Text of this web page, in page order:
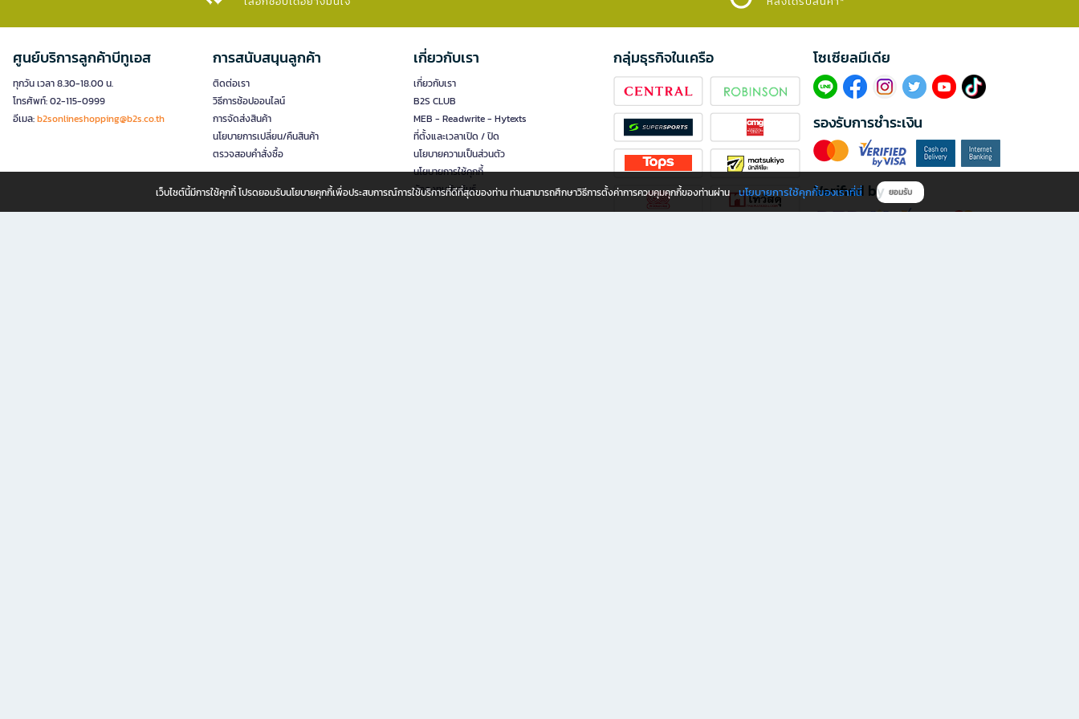
ศูนย์บริการลูกค้าบีทูเอส
ทุกวัน เวลา 8.30-18.00 น.
โทรศัพท์: 02-115-0999
อีเมล:b2sonlineshopping@b2s.co.th
การสนับสนุนลูกค้า
ติดต่อเรา
วิธีการช้อปออนไลน์
การจัดส่งสินค้า
นโยบายการเปลี่ยน/คืนสินค้า
ตรวจสอบคำสั่งซื้อ
เกี่ยวกับเรา
เกี่ยวกับเรา
B2S CLUB
MEB - Readwrite - Hytexts
ที่ตั้งและเวลาเปิด / ปิด
นโยบายความเป็นส่วนตัว
นโยบายการใช้คุกกี้
นักลงทุนสัมพันธ์
กลุ่มธุรกิจในเครือ โซเซียลมีเดีย​
รองรับการชำระเงิน
Verified by
เว็บไซต์นี้มีการใช้คุกกี้ โปรดยอมรับนโยบายคุกกี้เพื่อประสบการณ์การใช้บริการที่ดีที่สุดของท่าน ท่านสามารถศึกษาวิธีการตั้งค่าการควบคุมคุกกี้ของท่านผ่าน นโยบายการใช้คุกกี้ของเราที่นี่ ยอมรับ